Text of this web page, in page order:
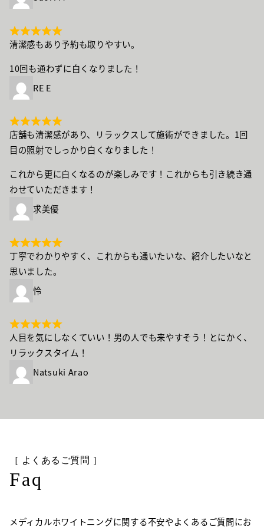
清潔感もあり予約も取りやすい。
10回も通わずに白くなりました！
RE E
店舗も清潔感があり、リラックスして施術ができました。1回
目の照射でしっかり白くなりました！
これから更に白くなるのが楽しみです！これからも引き続き通
わせていただきます！
求美優
丁寧でわかりやすく、これからも通いたいな、紹介したいなと
思いました。
怜
人目を気にしなくていい！男の人でも来やすそう！とにかく、
リラックスタイム！
Natsuki Arao
［ よくあるご質問 ］
Faq
メディカルホワイトニングに関する不安やよくあるご質問にお